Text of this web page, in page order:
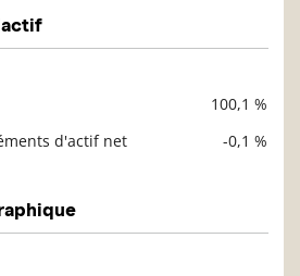
100,1 %
d'actif net
-0,1 %